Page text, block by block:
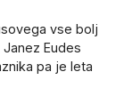
vse bolj
Eudes
pa je leta